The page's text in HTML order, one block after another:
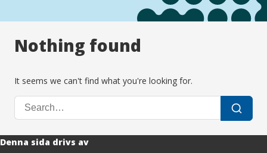
Nothing found
It seems we can't find what you're looking for.
Search
for:
Search
Denna sida drivs av